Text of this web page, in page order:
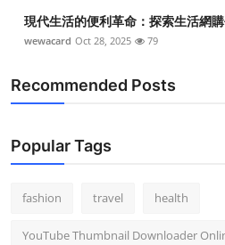
現代生活的便利革命：探索生活網
wewacard Oct 28, 2025 79
Recommended Posts
Popular Tags
fashion travel health
YouTube Thumbnail Downloader